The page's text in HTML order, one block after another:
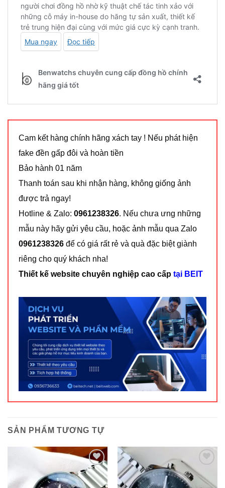
Cam kết hàng chính hãng xách tay ! Nếu phát hiện
fake đền gấp đôi và hoàn tiền
Bảo hành 01 năm
Thanh toán sau khi nhận hàng, không giống ảnh
được trả ngay!
Hotline & Zalo: 0961238326. Nếu chưa ưng những
mẫu này hãy gửi yêu cầu, hoặc ảnh mẫu qua Zalo
0961238326 để có giá rất rẻ và quà đặc biệt giành
riêng cho quý khách nha!
Thiết kế website chuyên nghiệp cao cấp tại BEIT
SẢN PHẨM TƯƠNG TỰ